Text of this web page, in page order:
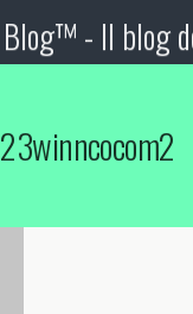
23winncocom2